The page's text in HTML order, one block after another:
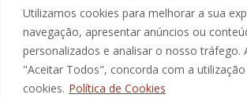
Utilizamos cookies para melhorar a sua
navegação, apresentar anúncios ou
personalizados e analisar o nosso tráfego.
"Aceitar Todos", concorda com a utilização
cookies. Política de Cookies
SUBSCREVA A NOSSA NEWSLETTER
E-mail
Ao marcar a caixa de verificação,
explícita livre, informada e
tratamento dos meus dados